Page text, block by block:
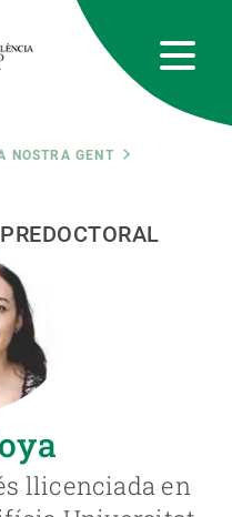
NOSTRA GENT
llicenciada en